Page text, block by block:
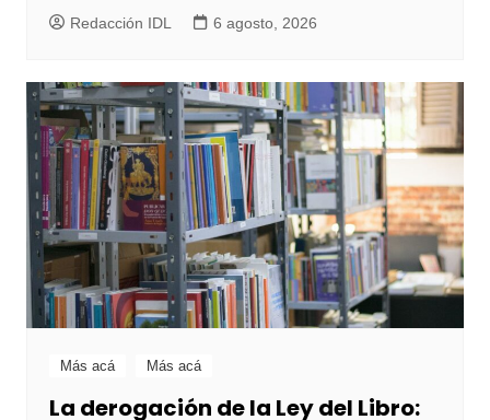
Redacción IDL 6 agosto, 2026
Más acá Más acá
La derogación de la Ley del Libro: